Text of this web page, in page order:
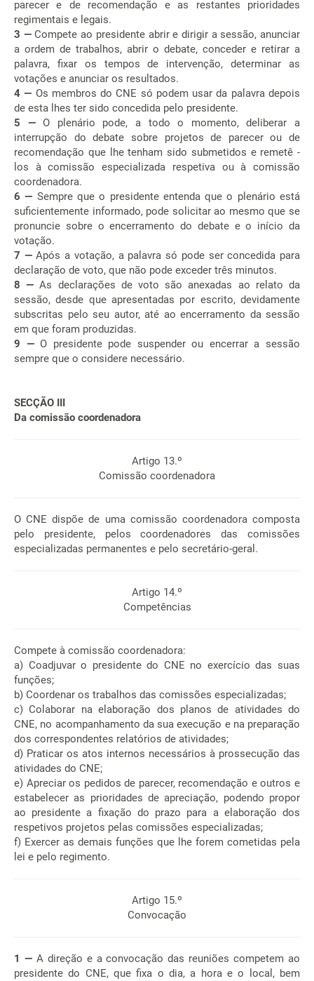
parecer e de recomendação e as restantes prioridades
regimentais e legais.
3 —Compete ao presidente abrir e dirigir a sessão, anunciar
a ordem de trabalhos, abrir o debate, conceder e retirar a
palavra, fixar os tempos de intervenção, determinar as
votações e anunciar os resultados.
4 — Os membros do CNE só podem usar da palavra depois
de esta lhes ter sido concedida pelo presidente.
5 —O plenário pode, a todo o momento, deliberar a
interrupção do debate sobre projetos de parecer ou de
recomendação que lhe tenham sido submetidos e remetê -
los à comissão especializada respetiva ou à comissão
coordenadora.
6 — Sempre que o presidente entenda que o plenário está
suficientemente informado, pode solicitar ao mesmo que se
pronuncie sobre o encerramento do debate e o início da
votação.
7 —Após a votação, a palavra só pode ser concedida para
declaração de voto, que não pode exceder três minutos.
8 — As declarações de voto são anexadas ao relato da
sessão, desde que apresentadas por escrito, devidamente
subscritas pelo seu autor, até ao encerramento da sessão
em que foram produzidas.
9 —O presidente pode suspender ou encerrar a sessão
sempre que o considere necessário.
SECÇÃO III
Da comissão coordenadora
Artigo 13.º
Comissão coordenadora
O CNE dispõe de uma comissão coordenadora composta
pelo presidente, pelos coordenadores das comissões
especializadas permanentes e pelo secretário-geral.
Artigo 14.º
Competências
Compete à comissão coordenadora:
a) Coadjuvar o presidente do CNE no exercício das suas
funções;
b) Coordenar os trabalhos das comissões especializadas;
c) Colaborar na elaboração dos planos de atividades do
CNE, no acompanhamento da sua execução e na preparação
dos correspondentes relatórios de atividades;
d) Praticar os atos internos necessários à prossecução das
atividades do CNE;
e) Apreciar os pedidos de parecer, recomendação e outros e
estabelecer as prioridades de apreciação, podendo propor
ao presidente a fixação do prazo para a elaboração dos
respetivos projetos pelas comissões especializadas;
f) Exercer as demais funções que lhe forem cometidas pela
lei e pelo regimento.
Artigo 15.º
Convocação
1 —A direção e a convocação das reuniões competem ao
presidente do CNE, que fixa o dia, a hora e o local, bem